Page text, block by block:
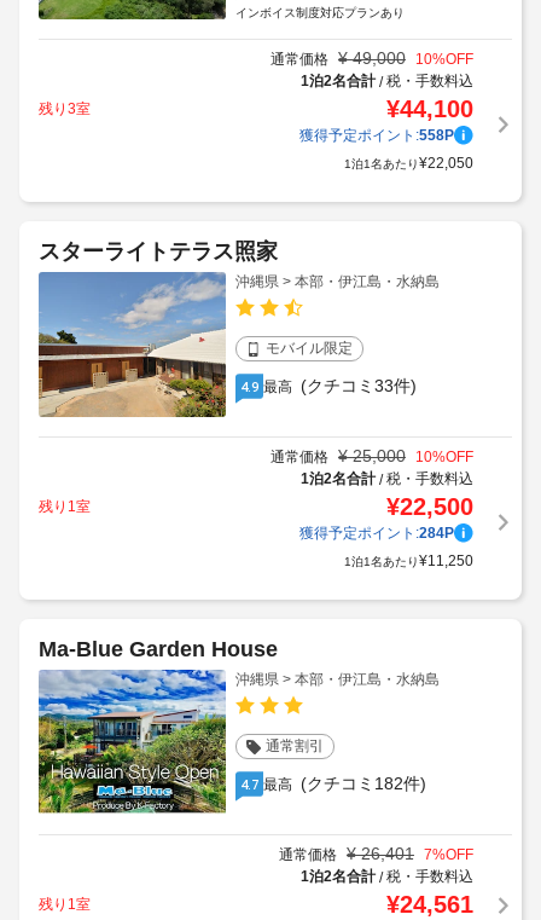
インボイス制度対応プランあり
通常価格 ¥ 49,000 10%OFF
1泊2名合計/税・手数料込
残り3室
¥44,100
獲得予定ポイント:558P
1泊1名あたり¥22,050
スターライトテラス照家
沖縄県 > 本部・伊江島・水納島
モバイル限定
4.9 最高 (クチコミ33件)
通常価格 ¥ 25,000 10%OFF
1泊2名合計/税・手数料込
残り1室
¥22,500
獲得予定ポイント:284P
1泊1名あたり¥11,250
Ma-Blue Garden House
沖縄県 > 本部・伊江島・水納島
通常割引
4.7 最高 (クチコミ182件)
通常価格 ¥ 26,401 7%OFF
1泊2名合計/税・手数料込
残り1室
¥24,561